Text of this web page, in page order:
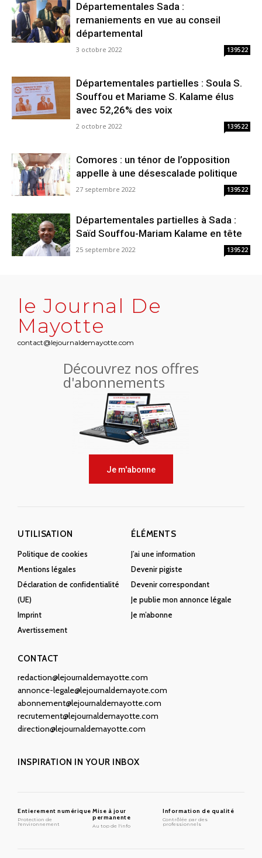
Départementales Sada :
remaniements en vue au conseil
départemental
3 octobre 2022 139522
Départementales partielles : Soula S.
Souffou et Mariame S. Kalame élus
avec 52,26% des voix
2 octobre 2022 139522
Comores : un ténor de l’opposition
appelle à une désescalade politique
27 septembre 2022 139522
Départementales partielles à Sada :
Saïd Souffou-Mariam Kalame en tête
25 septembre 2022 139522
le Journal De
Mayotte
contact@lejournaldemayotte.com
Découvrez nos offres
d'abonnements
Je m'abonne
UTILISATION
Politique de cookies
Mentions légales
Déclaration de confidentialité
(UE)
Imprint
Avertissement
ÉLÉMENTS
J’ai une information
Devenir pigiste
Devenir correspondant
Je publie mon annonce légale
Je m’abonne
CONTACT
redaction@lejournaldemayotte.com
annonce-legale@lejournaldemayote.com
abonnement@lejournaldemayotte.com
recrutement@lejournaldemayotte.com
direction@lejournaldemayotte.com
INSPIRATION IN YOUR INBOX
Entierement numérique
Protection de
l'environnement
Mise à jour
permanente
Au top de l'info
Information de qualité
Contrôlée par des
professionnels